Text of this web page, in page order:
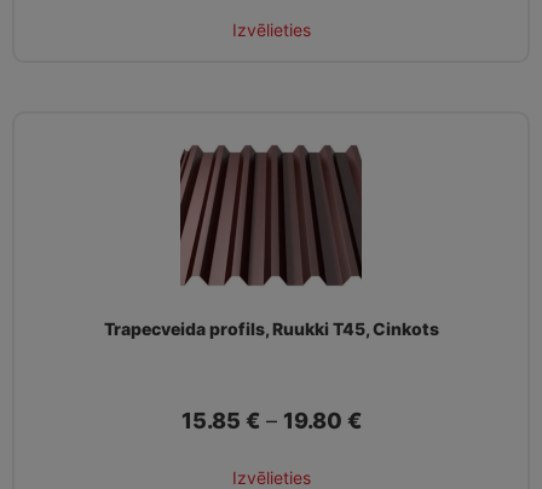
Izvēlieties
Trapecveida profils, Ruukki T45, Cinkots
15.85 € – 19.80 €
Izvēlieties